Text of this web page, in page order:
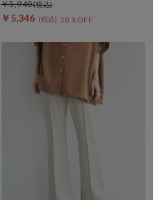
￥5,346 10％OFF
￥5,940